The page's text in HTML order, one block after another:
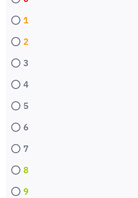
1
2
3
4
5
6
7
8
9